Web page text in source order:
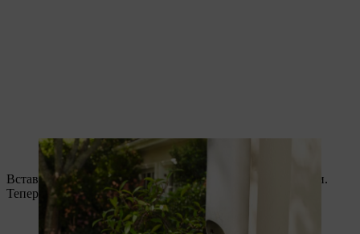
Die Klappe des Fallrohrs ist schnell geöffnet.
Вставте шланг у водостічну трубу, яку потрібно очистити.
Тепер можна вмикати мінімийку;